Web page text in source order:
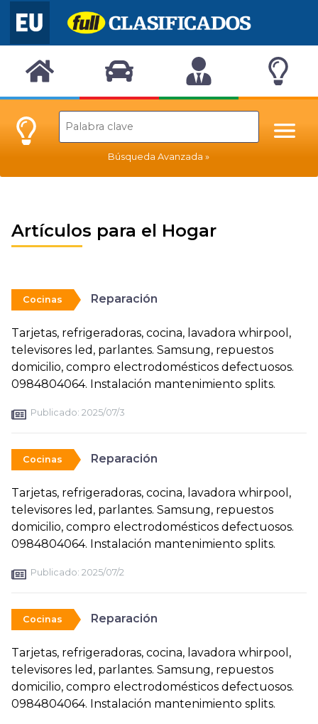
Búsqueda Avanzada
Artículos para el Hogar
Cocinas Reparación
Tarjetas, refrigeradoras, cocina, lavadora whirpool,
televisores led, parlantes. Samsung, repuestos
domicilio, compro electrodomésticos defectuosos.
0984804064. Instalación mantenimiento splits.
Publicado: 2025/07/3
Cocinas Reparación
Tarjetas, refrigeradoras, cocina, lavadora whirpool,
televisores led, parlantes. Samsung, repuestos
domicilio, compro electrodomésticos defectuosos.
0984804064. Instalación mantenimiento splits.
Publicado: 2025/07/2
Cocinas Reparación
Tarjetas, refrigeradoras, cocina, lavadora whirpool,
televisores led, parlantes. Samsung, repuestos
domicilio, compro electrodomésticos defectuosos.
0984804064. Instalación mantenimiento splits.